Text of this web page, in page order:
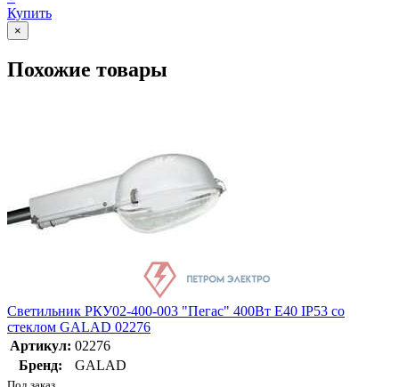
Купить
×
Похожие товары
Светильник РКУ02-400-003 "Пегас" 400Вт E40 IP53 со
стеклом GALAD 02276
Артикул: 02276
Бренд:
GALAD
Под заказ